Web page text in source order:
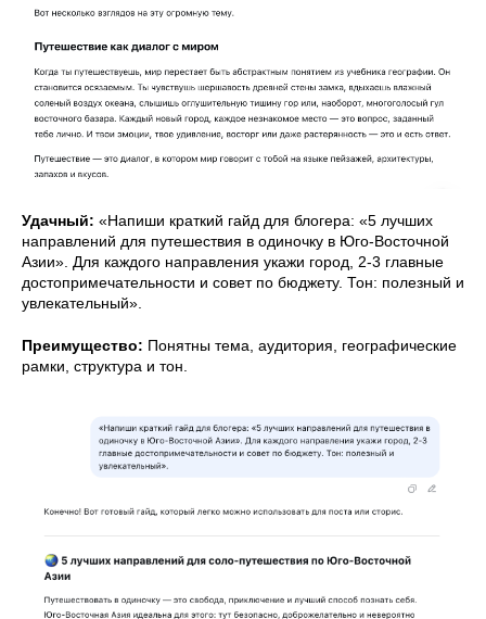
Удачный: «Напиши краткий гайд для блогера: «5 лучших
направлений для путешествия в одиночку в Юго-Восточной
Азии». Для каждого направления укажи город, 2-3 главные
достопримечательности и совет по бюджету. Тон: полезный и
увлекательный».
Преимущество: Понятны тема, аудитория, географические
рамки, структура и тон.